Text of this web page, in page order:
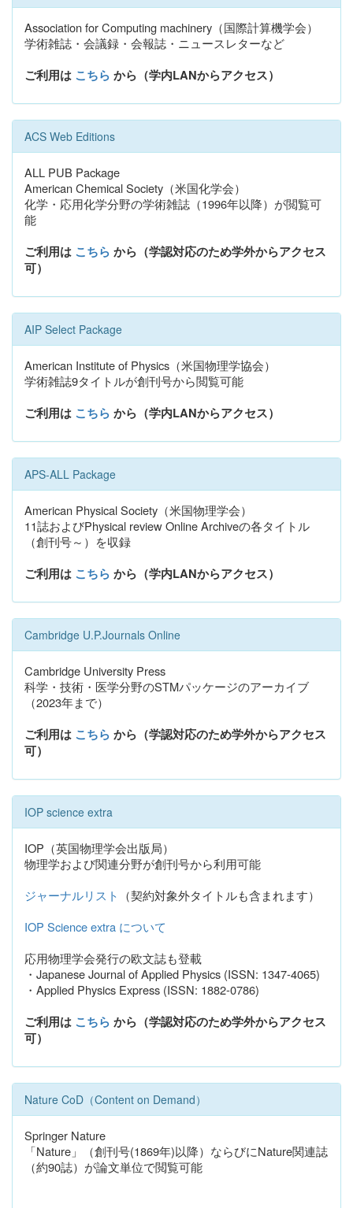
Association for Computing machinery（国際計算機学会）
学術雑誌・会議録・会報誌・ニュースレターなど
ご利用は こちら から（学内LANからアクセス）
ACS Web Editions
ALL PUB Package
American Chemical Society（米国化学会）
化学・応用化学分野の学術雑誌（1996年以降）が閲覧可
能
ご利用は こちら から（学認対応のため学外からアクセス
可）
AIP Select Package
American Institute of Physics（米国物理学協会）
学術雑誌9タイトルが創刊号から閲覧可能
ご利用は こちら から（学内LANからアクセス）
APS-ALL Package
American Physical Society（米国物理学会）
11誌およびPhysical review Online Archiveの各タイトル
（創刊号～）を収録
ご利用は こちら から（学内LANからアクセス）
Cambridge U.P.Journals Online
Cambridge University Press
科学・技術・医学分野のSTMパッケージのアーカイブ
（2023年まで）
ご利用は こちら から（学認対応のため学外からアクセス
可）
IOP science extra
IOP（英国物理学会出版局）
物理学および関連分野が創刊号から利用可能
ジャーナルリスト （契約対象外タイトルも含まれます）
IOP Science extra について
応用物理学会発行の欧文誌も登載
・Japanese Journal of Applied Physics (ISSN: 1347-4065)
・Applied Physics Express (ISSN: 1882-0786)
ご利用は こちら から（学認対応のため学外からアクセス
可）
Nature CoD（Content on Demand）
Springer Nature
「Nature」（創刊号(1869年)以降）ならびにNature関連誌
（約90誌）が論文単位で閲覧可能